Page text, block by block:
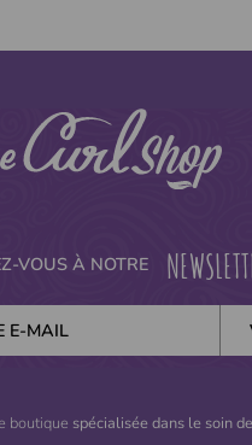
VOUS À NOTRE
boutique spécialisée dans le soin